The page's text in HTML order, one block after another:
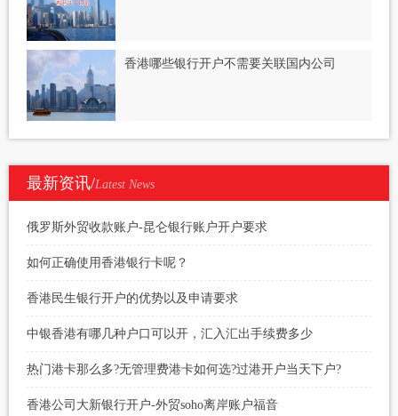
香港哪些银行开户不需要关联国内公司
最新资讯/Latest News
俄罗斯外贸收款账户-昆仑银行账户开户要求
如何正确使用香港银行卡呢？
香港民生银行开户的优势以及申请要求
中银香港有哪几种户口可以开，汇入汇出手续费多少
热门港卡那么多?无管理费港卡如何选?过港开户当天下户?
香港公司大新银行开户-外贸soho离岸账户福音